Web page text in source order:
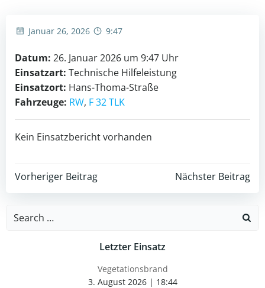
Januar 26, 2026 9:47
Datum: 26. Januar 2026 um 9:47 Uhr
Einsatzart: Technische Hilfeleistung
Einsatzort: Hans-Thoma-Straße
Fahrzeuge: RW, F 32 TLK
Kein Einsatzbericht vorhanden
Post
navigation
Vorheriger Beitrag
Post
navigation
Nächster Beitrag
Search
Letzter Einsatz
Vegetationsbrand
3. August 2026| 18:44